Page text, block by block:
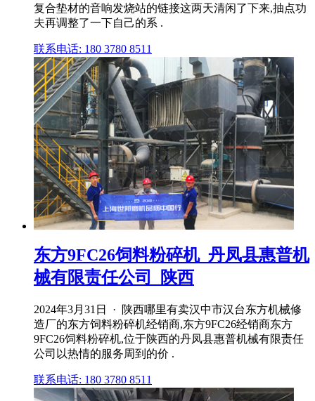
复合垫材的音响发烧站的链接这两天清闲了下来,抽点功
夫再调整了一下自己的系 .
联系电话: 180 3780 8511
东方9FC26饲料粉碎机_丹凤县惠普机
械有限责任公司_陕西
2024年3月31日 · 陕西哪里有卖汉中市汉台东方机械修
造厂的东方饲料粉碎机经销商,东方9FC26经销商东方
9FC26饲料粉碎机,位于陕西的丹凤县惠普机械有限责任
公司以热情的服务周到的价 .
联系电话: 180 3780 8511